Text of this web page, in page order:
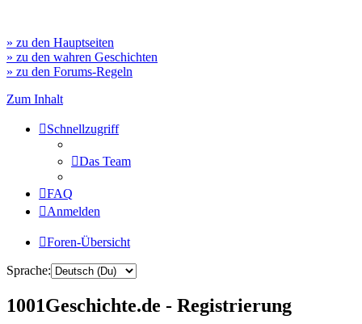
» zu den Hauptseiten
» zu den wahren Geschichten
» zu den Forums-Regeln
Zum Inhalt
Schnellzugriff
Das Team
FAQ
Anmelden
Foren-Übersicht
Sprache:
1001Geschichte.de - Registrierung